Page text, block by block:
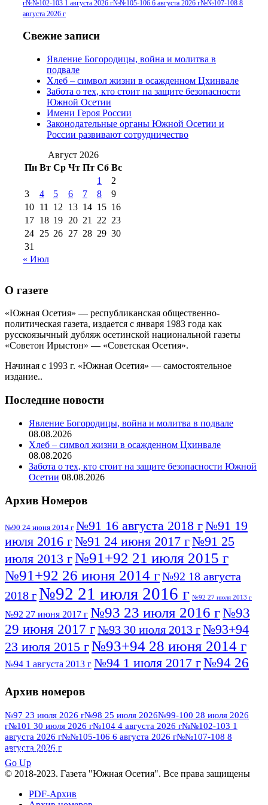
2016 г(13)
июля 2017 г
2012 г
(15)
№97 30 июля 2015 г
(15)№98 1 августа 2015 г
августа 2016 г(10)№98 5 июля 2014 г(10)
№98 8 августа 2013 г
августа 2012 г(14) №98+99 11 июля
2017 г(9)
№99 4 августа
2016 г(12) №99 8 июля 2014 г
августа 2012 г(11)
августа 2013 г
(12)
г№№102-103 1 августа 2026 г№№105-106 6 августа 2026 г№№107-108 8
августа 2026 г
Свежие записи
Явление Богородицы, война и молитва в
подвале
Хлеб – символ жизни в осажденном Цхинвале
Забота о тех, кто стоит на защите безопасности
Южной Осетии
Имени Героя России
Законодательные органы Южной Осетии и
России развивают сотрудничество
Август 2026
Пн Вт Ср Чт Пт Сб Вс
1
2
3
4 5 6 7 8
9
10 11 12 13 14 15 16
17 18 19 20 21 22 23
24 25 26 27 28 29 30
31
« Июл
О газете
«Южная Осетия» — республиканская общественно-
политическая газета, издается с января 1983 года как
русскоязычный дубляж осетинской национальной газеты
«Советон Ирыстон» — «Советская Осетия».
Начиная с 1993 г. «Южная Осетия» — самостоятельное
издание..
Последние новости
Явление Богородицы, война и молитва в подвале
08.08.2026
Хлеб – символ жизни в осажденном Цхинвале
08.08.2026
Забота о тех, кто стоит на защите безопасности Южной
Осетии 08.08.2026
Архив Номеров
№90 24 июня 2014 г №91 16 августа 2018 г№91 19
июля 2016 г№91 24 июня 2017 г№91 25
июля 2013 г№91+92 21 июля 2015 г
№91+92 26 июня 2014 г№92 18 августа
2018 г№92 21 июля 2016 г №92 27 июля 2013 г
№92 27 июня 2017 г №93 23 июля 2016 г№93
29 июня 2017 г№93 30 июля 2013 г№93+94
23 июля 2015 г№93+94 28 июня 2014 г
№94 1 августа 2013 г №94 1 июля 2017 г№94 26
№95 7 августа 2012 г
№95 28 июля 2016 г №95+96 3 августа
2013 г№96 6 июля 2017 г№96 9 августа
2012 г №96 28 июля 2015 г
№96+97 30 июля 2016 г
№97 11 августа 2012 г
Архив номеров
№97 23 июля 2026 г№98 25 июля 2026№99-100 28 июля 2026
г№101 30 июля 2026 г№104 4 августа 2026 г№№102-103 1
августа 2026 г№№105-106 6 августа 2026 г№№107-108 8
августа 2026 г
ПОСМОТРЕТЬ ВСЕ
Go Up
© 2018-2023. Газета "Южная Осетия". Все права защищены
PDF-Архив